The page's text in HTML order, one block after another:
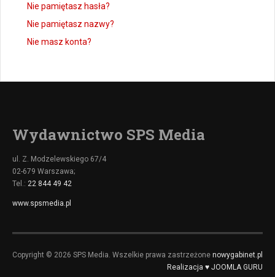
Nie pamiętasz hasła?
Nie pamiętasz nazwy?
Nie masz konta?
Wydawnictwo SPS Media
ul. Z. Modzelewskiego 67/4
02-679 Warszawa;
Tel.: 22 844 49 42
www.spsmedia.pl
Copyright © 2026 SPS Media. Wszelkie prawa zastrzeżone nowygabinet.pl
Realizacja ♥ JOOMLA GURU